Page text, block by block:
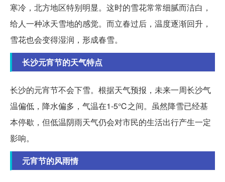
寒冷，北方地区特别明显。这时的雪花常常细腻而洁白，
给人一种冰天雪地的感觉。而立春过后，温度逐渐回升，
雪花也会变得湿润，形成春雪。
长沙元宵节的天气特点
长沙的元宵节不会下雪。根据天气预报，未来一周长沙气
温偏低，降水偏多，气温在1-5℃之间。虽然降雪已经基
本停歇，但低温阴雨天气仍会对市民的生活出行产生一定
影响。
元宵节的风雨情